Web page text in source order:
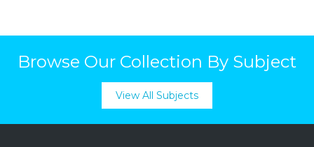
Browse Our Collection By Subject
View All Subjects